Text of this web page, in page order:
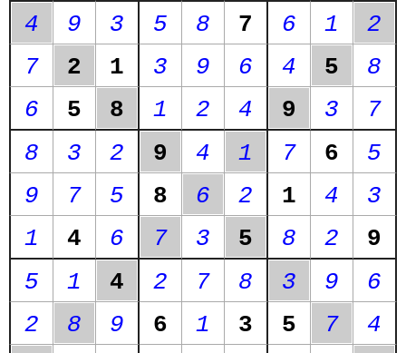
4 9 3 5 8 7 6 1
2
7
2 1 3 9 6 4 5
8
6
5 8 1 2 4 9 3
7
8
3 2 9 4 1 7 6
5
9
7 5 8 6 2 1 4
3
1
4 6 7 3 5 8 2
9
5
1 4 2 7 8 3 9
6
2
8 9 6 1 3 5 7
4